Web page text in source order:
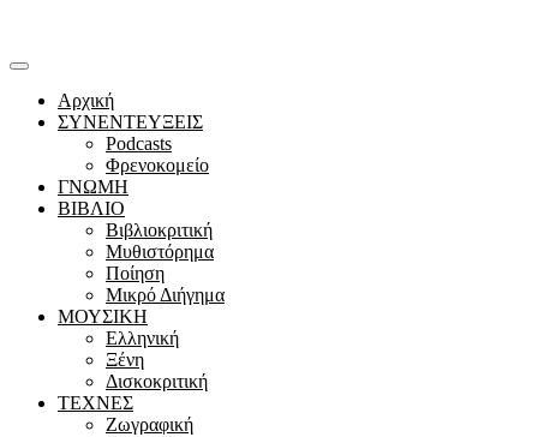
Αρχική
ΣΥΝΕΝΤΕΥΞΕΙΣ
Podcasts
Φρενοκομείο
ΓΝΩΜΗ
ΒΙΒΛΙΟ
Βιβλιοκριτική
Μυθιστόρημα
Ποίηση
Μικρό Διήγημα
ΜΟΥΣΙΚΗ
Ελληνική
Ξένη
Δισκοκριτική
ΤΕΧΝΕΣ
Ζωγραφική